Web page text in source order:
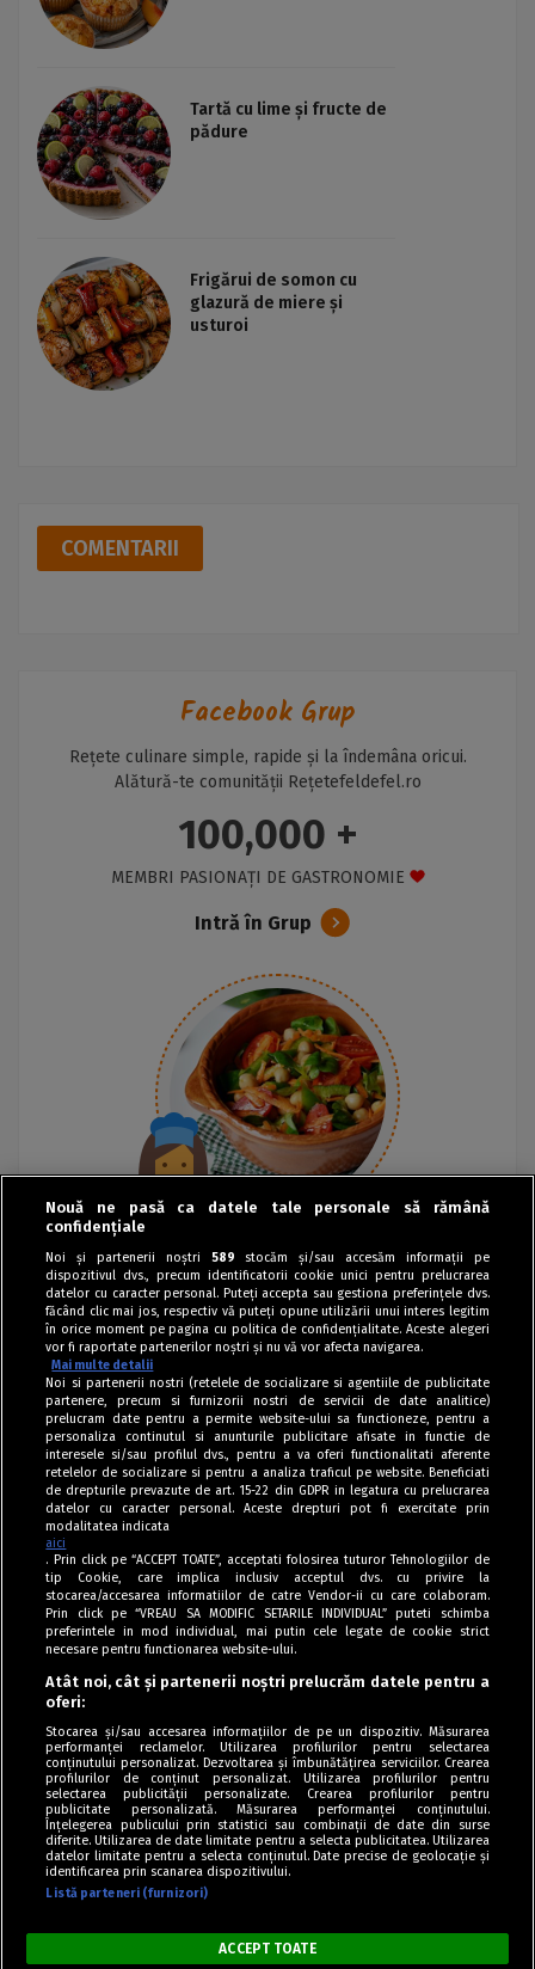
Tartă cu lime și fructe de
pădure
Frigărui de somon cu
glazură de miere și
usturoi
COMENTARII
Facebook Grup
Rețete culinare simple, rapide și la îndemâna oricui.
Alătură-te comunității Rețetefeldefel.ro
100,000 +
MEMBRI PASIONAȚI DE GASTRONOMIE
Intră în Grup
Tag index
Program Antena 1
Politica de cookies
Politica de confidențialitate
Termeni și condiții
drepturile rezervate.
Copyright © Retete Fel de Fel 2020-2024.
Nouă ne pasă ca datele tale personale să rămână
confidențiale
Noi și partenerii noștri 589 stocăm și/sau accesăm informații pe
dispozitivul dvs., precum identificatorii cookie unici pentru prelucrarea
datelor cu caracter personal. Puteți accepta sau gestiona preferințele dvs.
făcând clic mai jos, respectiv vă puteți opune utilizării unui interes legitim
în orice moment pe pagina cu politica de confidențialitate. Aceste alegeri
vor fi raportate partenerilor noștri și nu vă vor afecta navigarea.
Mai multe detalii
Noi si partenerii nostri (retelele de socializare si agentiile de publicitate
partenere, precum si furnizorii nostri de servicii de date analitice)
prelucram date pentru a permite website-ului sa functioneze, pentru a
personaliza continutul si anunturile publicitare afisate in functie de
interesele si/sau profilul dvs., pentru a va oferi functionalitati aferente
retelelor de socializare si pentru a analiza traficul pe website. Beneficiati
de drepturile prevazute de art. 15-22 din GDPR in legatura cu prelucrarea
datelor cu caracter personal. Aceste drepturi pot fi exercitate prin
modalitatea indicata
aici
. Prin click pe “ACCEPT TOATE”, acceptati folosirea tuturor Tehnologiilor de
tip Cookie, care implica inclusiv acceptul dvs. cu privire la
stocarea/accesarea informatiilor de catre Vendor-ii cu care colaboram.
Prin click pe “VREAU SA MODIFIC SETARILE INDIVIDUAL” puteti schimba
preferintele in mod individual, mai putin cele legate de cookie strict
necesare pentru functionarea website-ului.
Atât noi, cât și partenerii noștri prelucrăm datele pentru a
oferi:
Stocarea și/sau accesarea informațiilor de pe un dispozitiv. Măsurarea
performanței reclamelor. Utilizarea profilurilor pentru selectarea
conținutului personalizat. Dezvoltarea și îmbunătățirea serviciilor. Crearea
profilurilor de conținut personalizat. Utilizarea profilurilor pentru
selectarea publicității personalizate. Crearea profilurilor pentru
publicitate personalizată. Măsurarea performanței conținutului.
Înțelegerea publicului prin statistici sau combinații de date din surse
diferite. Utilizarea de date limitate pentru a selecta publicitatea. Utilizarea
datelor limitate pentru a selecta conținutul. Date precise de geolocație și
identificarea prin scanarea dispozitivului.
Listă parteneri (furnizori)
ACCEPT TOATE